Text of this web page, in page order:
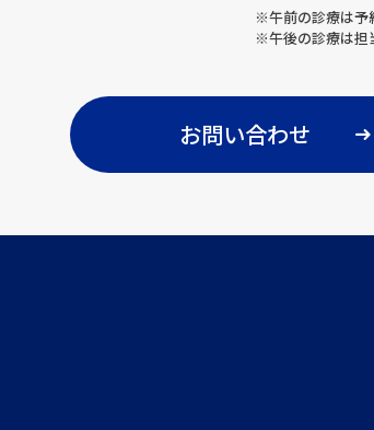
※午前の診療は予
※午後の診療は担
お問い合わせ